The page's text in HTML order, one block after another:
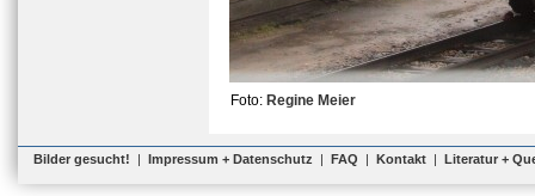
Foto: Regine Meier
Bilder gesucht! | Impressum + Datenschutz | FAQ | Kontakt | Literatur +